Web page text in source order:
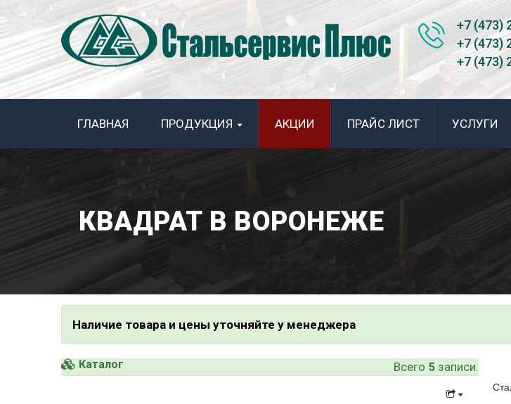
+7 (473)
+7 (473)
+7 (473)
ГЛАВНАЯ ПРОДУКЦИЯ АКЦИИ ПРАЙС ЛИСТ УСЛУГИ
КВАДРАТ В ВОРОНЕЖЕ
Наличие товара и цены уточняйте у менеджера
Всего 5 записи.
Каталог